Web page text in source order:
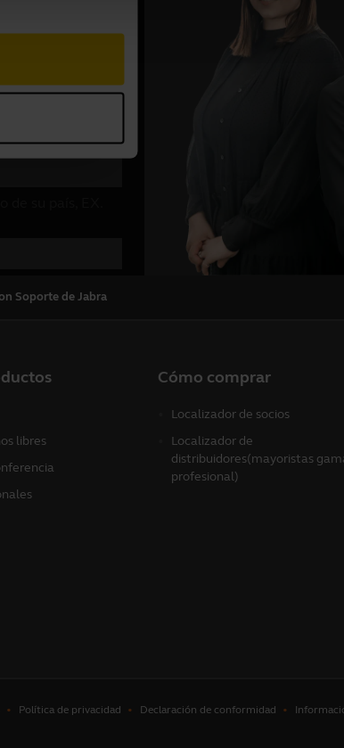
Soporte de Jabra
libres
Cómo comprar
Localizador de socios
Localizador de
distribuidores(mayoristas
profesional)
Política de privacidad Declaración de conformidad